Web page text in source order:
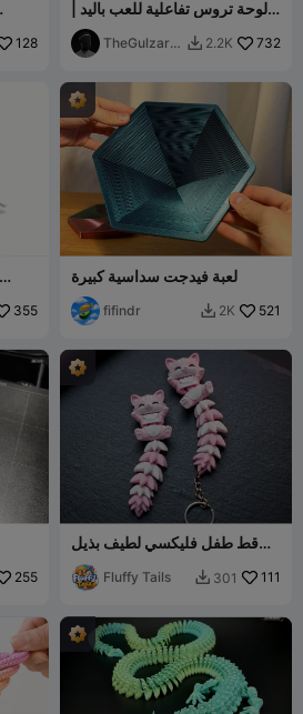
128
لوحة تروس تفاعلية للعب باليد |
لعبة ميكانيكية تعليمية
TheGulzar3
 2.2K 732
355
لعبة فيدجت سداسية كبيرة
fifindr  2K 521
255
قط طفل فليكسي لطيف بذيل
كثيف - لعبة/ سلسلة مفاتيح/
مغناطيسFluffy Tails  301 111